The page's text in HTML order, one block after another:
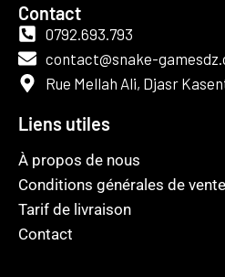
Contact
0792.693.793
contact@snake-
Rue Mellah Ali, Djasr
Liens utiles
À propos de nous
Conditions générales de vente
Tarif de livraison
Contact